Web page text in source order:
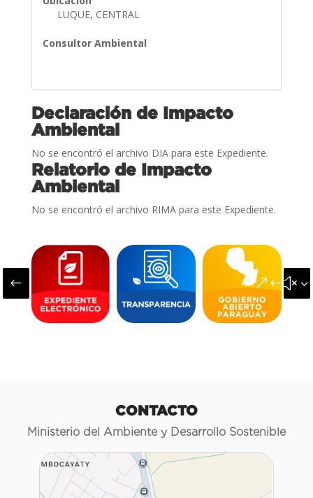
LUQUE, CENTRAL
Consultor Ambiental
Declaración de Impacto
Ambiental
No se encontró el archivo DIA para este Expediente.
Relatorio de Impacto
Ambiental
No se encontró el archivo RIMA para este Expediente.
#
CONTACTO
Ministerio del Ambiente y Desarrollo Sostenible